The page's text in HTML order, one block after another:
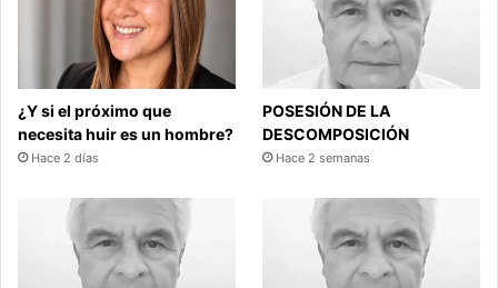
¿Y si el próximo que
necesita huir es un hombre?
Hace 2 días
POSESIÓN DE LA
DESCOMPOSICIÓN
Hace 2 semanas